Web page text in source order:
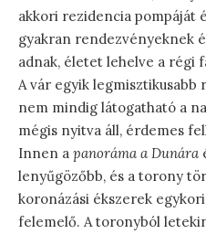
akkori rezidencia pompáját
gyakran rendezvényeknek
adnak, életet lehelve a régi
A vár egyik legmisztikusabb
nem mindig látogatható a
mégis nyitva áll, érdemes
Innen a panoráma a Dunára
lenyűgözőbb, és a torony
koronázási ékszerek
felemelő. A toronyból